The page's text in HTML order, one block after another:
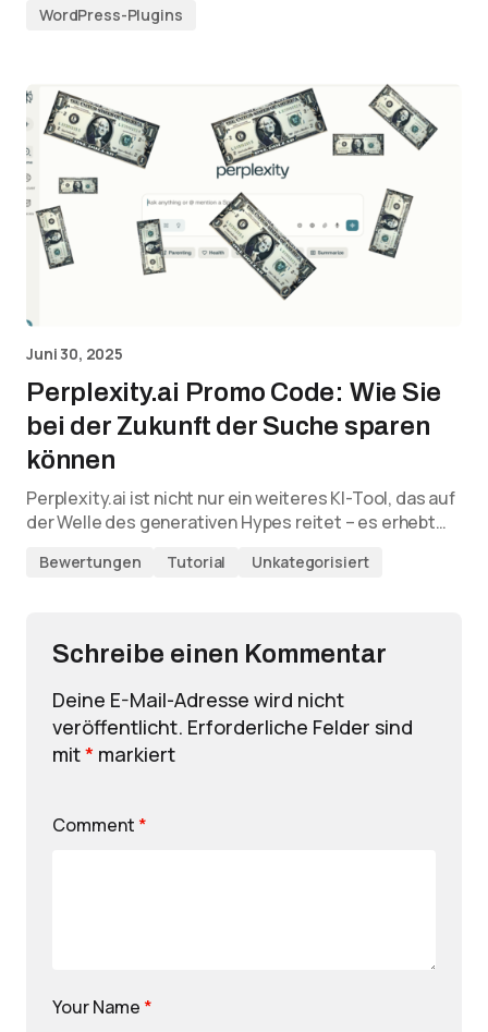
WordPress-Plugins
Juni 30, 2025
Perplexity.ai Promo Code: Wie Sie
bei der Zukunft der Suche sparen
können
Perplexity.ai ist nicht nur ein weiteres KI-Tool, das auf
der Welle des generativen Hypes reitet – es erhebt…
Bewertungen Tutorial Unkategorisiert
Schreibe einen Kommentar
Deine E-Mail-Adresse wird nicht
veröffentlicht. Erforderliche Felder sind
mit* markiert
Comment *
Your Name *